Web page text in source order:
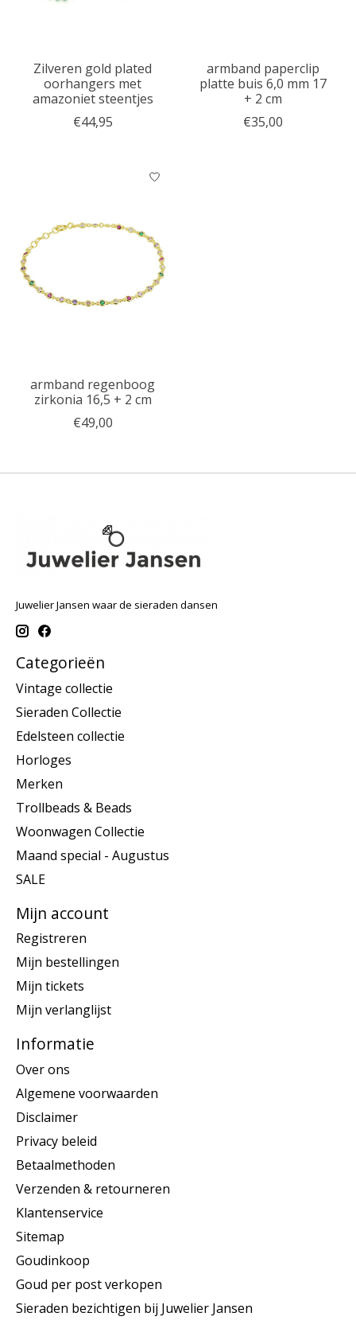
Zilveren gold plated
oorhangers met
amazoniet steentjes
€44,95
armband paperclip
platte buis 6,0 mm 17
+ 2 cm
€35,00
armband regenboog
zirkonia 16,5 + 2 cm
€49,00
Juwelier Jansen waar de sieraden dansen
Categorieën
Vintage collectie
Sieraden Collectie
Edelsteen collectie
Horloges
Merken
Trollbeads & Beads
Woonwagen Collectie
Maand special - Augustus
SALE
Mijn account
Registreren
Mijn bestellingen
Mijn tickets
Mijn verlanglijst
Informatie
Over ons
Algemene voorwaarden
Disclaimer
Privacy beleid
Betaalmethoden
Verzenden & retourneren
Klantenservice
Sitemap
Goudinkoop
Goud per post verkopen
Sieraden bezichtigen bij Juwelier Jansen